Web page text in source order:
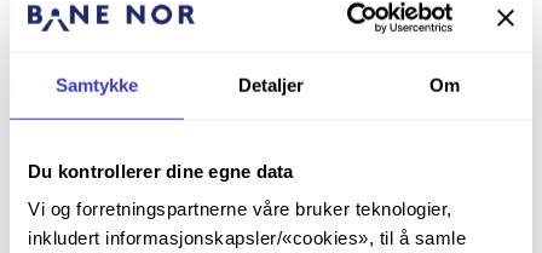
Samtykke Detaljer Om
Du kontrollerer dine egne data
Vi og forretningspartnerne våre bruker teknologier,
inkludert informasjonskapsler/«cookies», til å samle
Trafikkopplæring
som togleder eller togekspeditør.